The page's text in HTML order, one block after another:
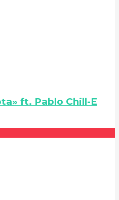
ft. Pablo Chill-E